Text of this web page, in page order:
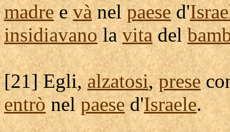
madreevànelpaesed'
insidiavanolavitadel
[21] Egli,alzatosi,prese
entrònelpaesed'Israele.